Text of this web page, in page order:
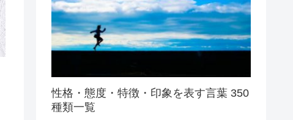
性格・態度・特徴・印象を表す言葉 350
種類一覧